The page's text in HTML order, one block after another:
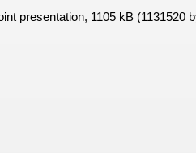
presentation, 1105 kB (1131520